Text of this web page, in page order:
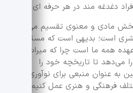
دغدغه مند در هر حرفه ای است.
مادی ‌و معنوی تقسیم می شود
است؛ بدیهی است که مسئولیت
همه ما است چرا که میراث
می‌دهد تا تاریخچه‌ خود را
به عنوان منبعی برای نوآوری و
فرهنگی و هنری عمل کنیم.